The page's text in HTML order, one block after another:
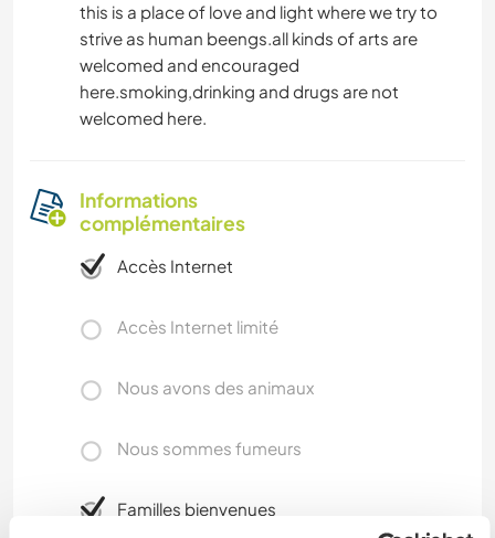
this is a place of love and light where we try to
strive as human beengs.all kinds of arts are
welcomed and encouraged
here.smoking,drinking and drugs are not
welcomed here.
Informations
complémentaires
Accès Internet
Accès Internet limité
Nous avons des animaux
Nous sommes fumeurs
Familles bienvenues